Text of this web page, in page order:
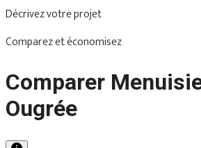
Décrivez votre projet
Comparez et économisez
Comparer
Ougrée